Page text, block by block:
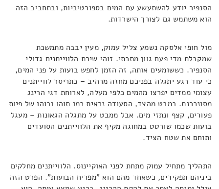
הסנפיר יודע להשתעשע עם המים בספורטיביות, ובתחביב הזה
הוא משתמש גם לצורך הישרדות.
מול חופי אלסקה נשמע צליל עמוק, מעין יבבה מתמשכת
שמקבלת מדי פעם גוון מתכתי. זוהי שירת הלווייתנים גדולי
הסנפיר. כששומעים אותה, זה הזמן לחפש בועות על פני המים,
כי עוד רגע יתגלה בפניכם מחזה מרהיב – כתריסר לווייתנים
עצומי ממדים יפרצו מהמים כלפי מעלה, לארוחת דגי הרינג
מסונכרנת. במבט מהצד, הסעודה נראית כמו תוהו ובוהו של פיות
פעורים, קצף ונתזי מים. אבל ממבט על מתגלה הגאונות – מעגל
בועות שכמו שורטט במחוגה מקיף את הלווייתנים הסועדים
ותוחם את שטח הציד.
התהליך מתחיל עמוק מתחת לפני האוקיינוס. הלווייתנים מחלקים
ביניהם תפקידים, כשאחד מהם הוא "מפריח הבועות". הפרט הזה